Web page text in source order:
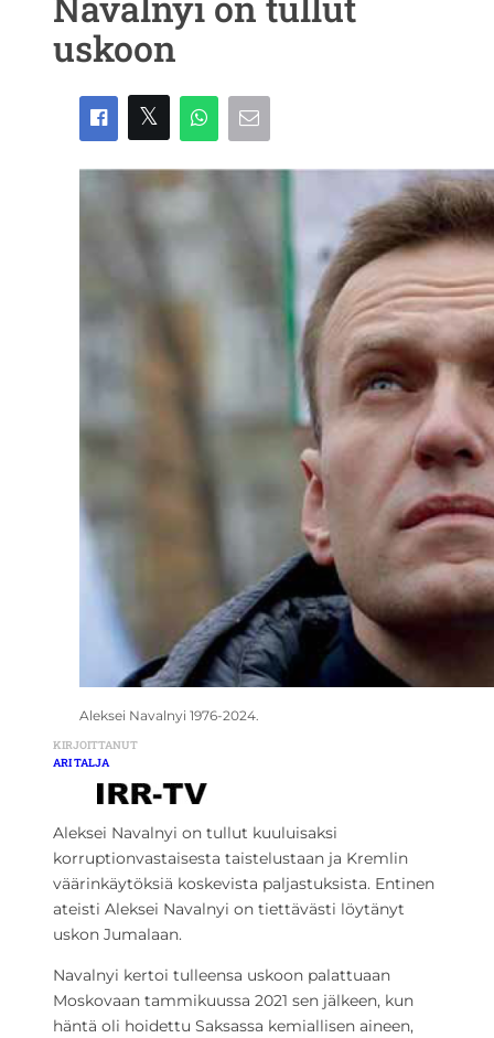
uskoon
Aleksei Navalnyi 1976-2024.
KIRJOITTANUT
ARI TALJA
Aleksei Navalnyi on tullut kuuluisaksi
korruptionvastaisesta taistelustaan ja Kremlin
väärinkäytöksiä koskevista paljastuksista. Entinen
ateisti Aleksei Navalnyi on tiettävästi löytänyt
uskon Jumalaan.
Navalnyi kertoi tulleensa uskoon palattuaan
Moskovaan tammikuussa 2021 sen jälkeen, kun
häntä oli hoidettu Saksassa kemiallisen aineen,